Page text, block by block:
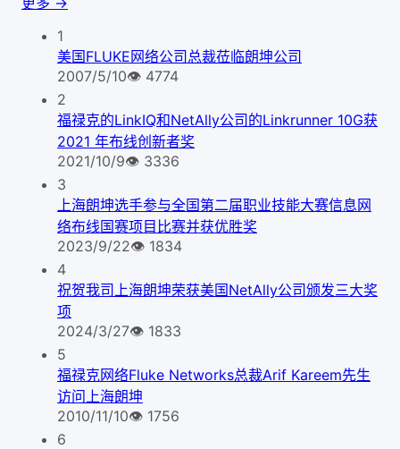
1
美国FLUKE网络公司总裁莅临朗坤公司
2007/5/10👁 4774
2
福禄克的LinkIQ和NetAlly公司的Linkrunner 10G获
2021 年布线创新者奖
2021/10/9👁 3336
3
上海朗坤选手参与全国第二届职业技能大赛信息网
络布线国赛项目比赛并获优胜奖
2023/9/22👁 1834
4
祝贺我司上海朗坤荣获美国NetAlly公司颁发三大奖
项
2024/3/27👁 1833
5
福禄克网络Fluke Networks总裁Arif Kareem先生
访问上海朗坤
2010/11/10👁 1756
6